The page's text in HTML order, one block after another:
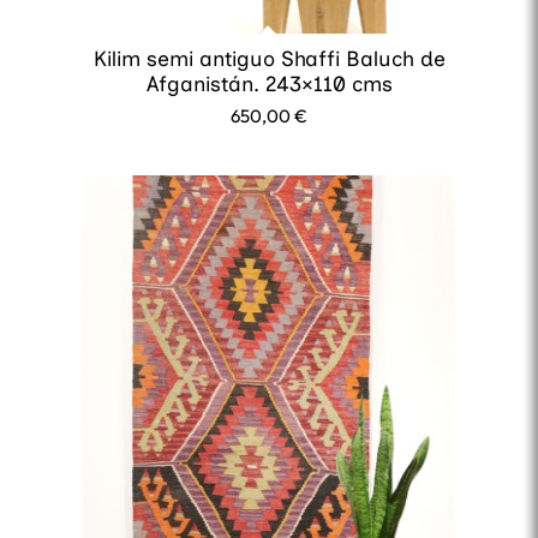
Kilim semi antiguo Shaffi Baluch de
Afganistán. 243×110 cms
650,00€